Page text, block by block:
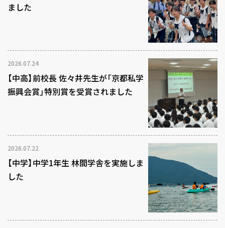
ました
2026.07.24
【中高】前校長 佐々井先生が「京都私学
振興会賞」特別賞を受賞されました
2026.07.22
【中学】中学1年生 林間学舎を実施しま
した